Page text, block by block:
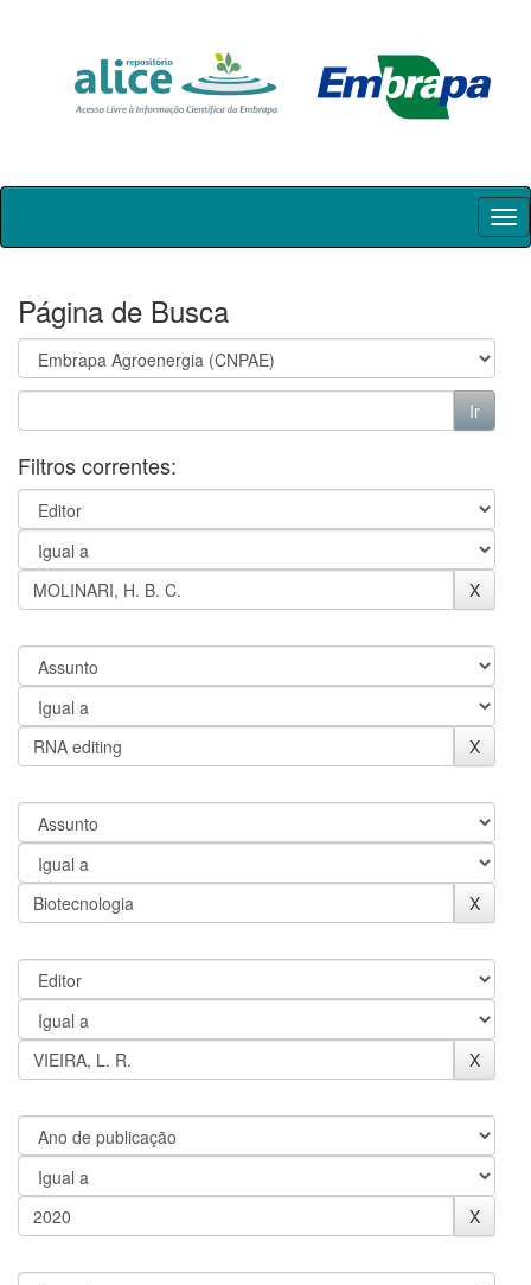
Skip
Página de Busca
Filtros correntes: